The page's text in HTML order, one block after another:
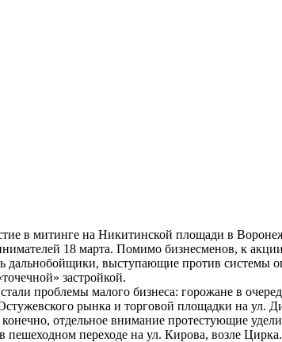
в митинге на Никитинской площади в
18 марта. Помимо бизнесменов, к
выступающие против системы
застройкой.
проблемы малого бизнеса: горожане в
рынка и торговой площадки на ул.
отдельное внимание протестующие
переходе на ул. Кирова, возле Цирка.